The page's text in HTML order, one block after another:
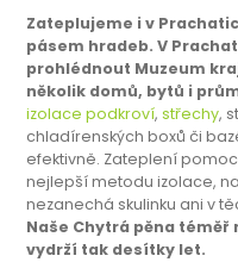
Zateplujeme i v
pásem hradeb. V
prohlédnout Muzeum
několik domů, bytů i
izolace podkroví,střechy,
chladírenských boxů či
efektivně. Zateplení
nejlepší metodu izolace,
nezanechá skulinku ani v
Naše Chytrá pěna
vydrží tak desítky let.